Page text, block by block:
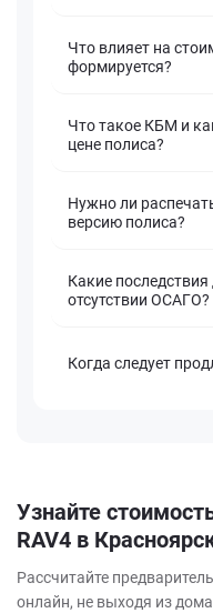
Что влияет на
формируется?
Что такое КБМ и
цене полиса?
Нужно ли
версию полиса?
Какие
отсутствии ОСАГО?
Когда следует
Узнайте
RAV4 в
Рассчитайте
онлайн, не выходя из дома